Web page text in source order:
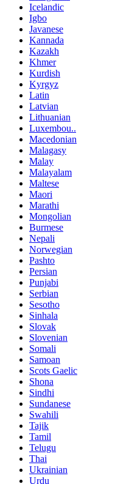
Icelandic
Igbo
Javanese
Kannada
Kazakh
Khmer
Kurdish
Kyrgyz
Latin
Latvian
Lithuanian
Luxembou..
Macedonian
Malagasy
Malay
Malayalam
Maltese
Maori
Marathi
Mongolian
Burmese
Nepali
Norwegian
Pashto
Persian
Punjabi
Serbian
Sesotho
Sinhala
Slovak
Slovenian
Somali
Samoan
Scots Gaelic
Shona
Sindhi
Sundanese
Swahili
Tajik
Tamil
Telugu
Thai
Ukrainian
Urdu